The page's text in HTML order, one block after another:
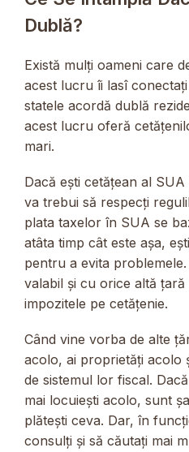
Dublă?
Există mulți oameni care
acest lucru îi lasî
statele acordă dublă
acest lucru oferă
mari.
Dacă ești cetățean al
va trebui să respecți
plata taxelor în SUA se
atâta timp cât este așa,
pentru a evita
valabil și cu orice altă țară
impozitele pe cetățenie.
Când vine vorba de alte
acolo, ai proprietăți acolo
de sistemul lor fiscal.
mai locuiești acolo, sunt
plătești ceva. Dar, în
consulți și să căutați mai